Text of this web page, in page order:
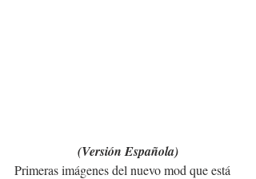
(Versión Española)
Primeras imágenes del nuevo mod que está